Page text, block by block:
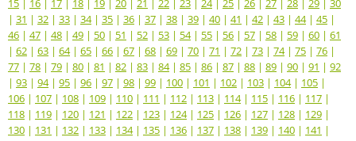
15 | 16 | 17 | 18 | 19 | 20 | 21 | 22 | 23 | 24| 25 | 26 | 27 | 28 | 29 | 30
| 31 | 32 | 33 | 34| 35 | 36 | 37 | 38 | 39 | 40 | 41 | 42 | 43 | 44| 45 |
46 | 47 | 48 | 49 | 50 | 51 | 52 | 53 | 54| 55 | 56 | 57 | 58 | 59 | 60 | 61
| 62 | 63 | 64| 65 | 66 | 67 | 68 | 69 | 70 | 71 | 72 | 73 | 74| 75 | 76 |
77 | 78 | 79 | 80 | 81 | 82 | 83 | 84| 85 | 86 | 87 | 88 | 89 | 90 | 91 | 92
| 93 | 94| 95 | 96 | 97 | 98 | 99 | 100 | 101 | 102 | 103 | 104| 105 |
106 | 107 | 108 | 109 | 110 | 111 | 112 | 113 | 114| 115 | 116 | 117 |
118 | 119 | 120 | 121 | 122 | 123 | 124| 125 | 126 | 127 | 128 | 129 |
130 | 131 | 132 | 133 | 134| 135 | 136 | 137 | 138 | 139 | 140 | 141 |